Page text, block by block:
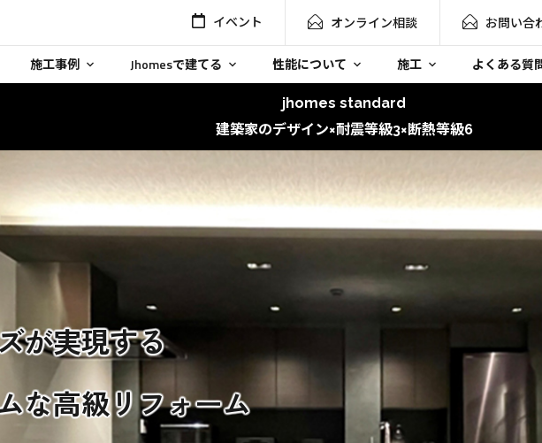
イベント オンライン相談 お問い合
施工事例 Jhomesで建てる 性能について 施工 よくある質
jhomes standard
建築家のデザイン×耐震等級3×断熱等級6
が実現する
な高級リフォーム